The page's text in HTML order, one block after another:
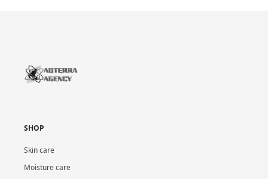
SHOP
Skin care
Moisture care